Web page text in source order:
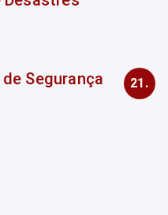
Segurança